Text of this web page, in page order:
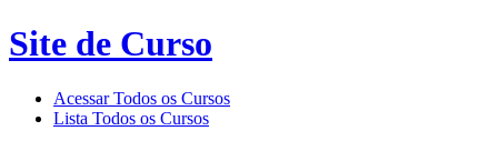
Site de Curso
Acessar Todos os Cursos
Lista Todos os Cursos